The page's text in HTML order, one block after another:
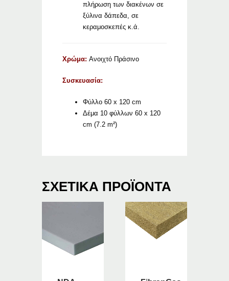
πλήρωση των διακένων σε
ξύλινα δάπεδα, σε
κεραμοσκεπές κ.ά.
Χρώμα:Ανοιχτό Πράσινο
Συσκευασία:
Φύλλο 60 x 120 cm
Δέμα 10 φύλλων 60 x 120
cm (7.2 m²)
ΣΧΕΤΙΚΆ ΠΡΟΪΌΝΤΑ